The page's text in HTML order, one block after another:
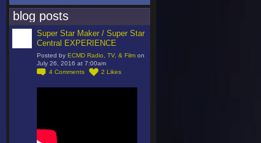
blog posts
Super Star Maker / Super Star
Central EXPERIENCE
Posted by ECMD Radio, TV, & Film on
July 26, 2016 at 7:00am
4 Comments 2 Likes